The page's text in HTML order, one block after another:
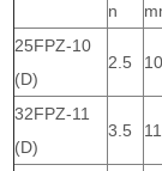
n
25FPZ-10
(D)
2.5 10
32FPZ-11
(D)
3.5 11